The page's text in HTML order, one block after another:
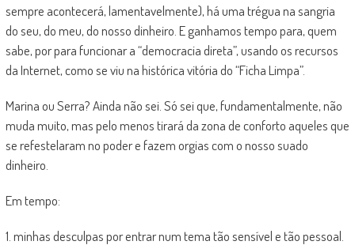
sempre acontecerá, lamentavelmente), há uma trégua na sangria
do seu, do meu, do nosso dinheiro. E ganhamos tempo para, quem
sabe, por para funcionar a “democracia direta”, usando os recursos
da Internet, como se viu na histórica vitória do “Ficha Limpa”.
Marina ou Serra? Ainda não sei. Só sei que, fundamentalmente, não
muda muito, mas pelo menos tirará da zona de conforto aqueles que
se refestelaram no poder e fazem orgias com o nosso suado
dinheiro.
Em tempo:
1. minhas desculpas por entrar num tema tão sensível e tão pessoal.